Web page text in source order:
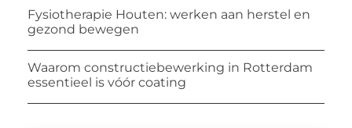
Fysiotherapie Houten: werken aan herstel en
gezond bewegen
Waarom constructiebewerking in Rotterdam
essentieel is vóór coating